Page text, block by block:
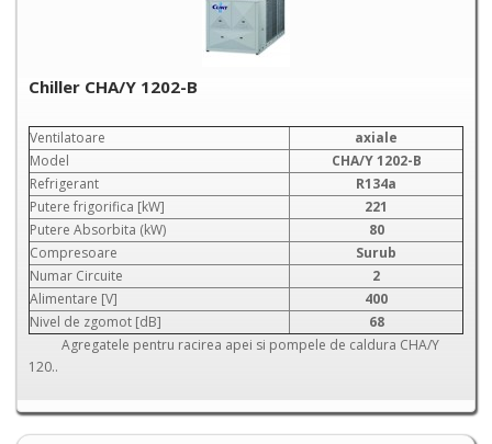
Chiller CHA/Y 1202-B
Ventilatoare
axiale
Model
CHA/Y 1202-B
Refrigerant
R134a
Putere frigorifica [kW]
221
Putere Absorbita (kW)
80
Compresoare
Surub
Numar Circuite
2
Alimentare [V]
400
Nivel de zgomot [dB]
68
Agregatele pentru racirea apei si pompele de caldura CHA/Y
120..